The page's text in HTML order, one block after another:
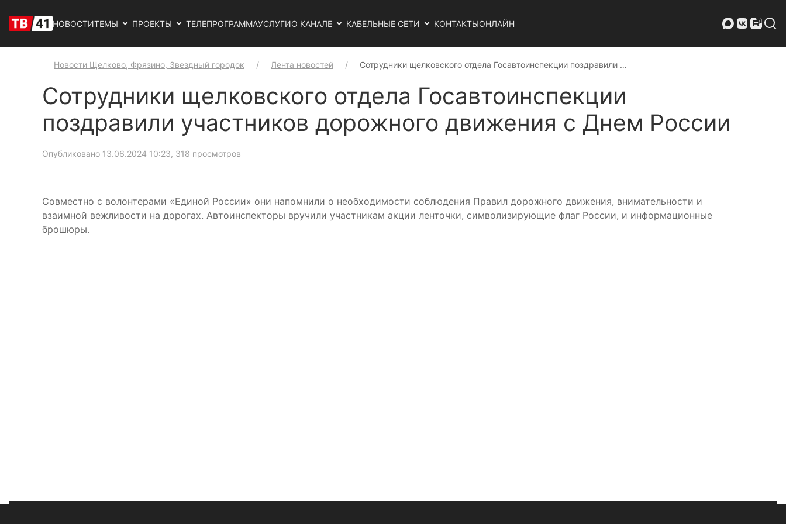
НОВОСТИТЕМЫ ПРОЕКТЫ ТЕЛЕПРОГРАММАУСЛУГИО КАНАЛЕ КАБЕЛЬНЫЕ СЕТИ КОНТАКТЫОНЛАЙН
Новости Щелково, Фрязино, Звездный городок Лента новостей Сотрудники щелковского отдела Госавтоинспекции поздравили …
Сотрудники щелковского отдела Госавтоинспекции
поздравили участников дорожного движения с Днем России
Опубликовано 13.06.2024 10:23, 318 просмотров
Совместно с волонтерами «Единой России» они напомнили о необходимости соблюдения Правил дорожного движения, внимательности и
взаимной вежливости на дорогах. Автоинспекторы вручили участникам акции ленточки, символизирующие флаг России, и информационные
брошюры.